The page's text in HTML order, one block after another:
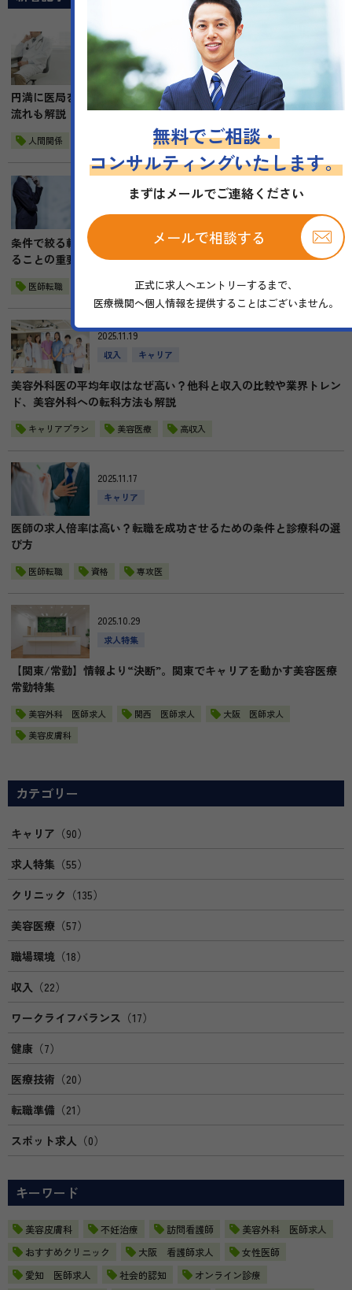
2025.11.22
転職準備
円満に医局を辞める方法とは？医師が退局する最適なタイミングや
流れも解説
人間関係
キャリア 職場環境
ワークライフバランス
条件で絞る転職先の探し方～「何を重要視するか」をはっきりさせ
ることの重要性
医師転職
2025.11.19
収入 キャリア
美容外科医の平均年収はなぜ高い？他科と収入の比較や業界トレン
ド、美容外科への転科方法も解説
キャリアプラン 美容医療 高収入
2025.11.17
キャリア
医師の求人倍率は高い？転職を成功させるための条件と診療科の選
び方
医師転職 資格 専攻医
2025.10.29
求人特集
【関東/常勤】情報より“決断”。関東でキャリアを動かす美容医療
常勤特集
美容外科 医師求人 関西 医師求人
大阪 医師求人
美容皮膚科
カテゴリー
キャリア （90）
求人特集 （55）
クリニック （135）
美容医療 （57）
職場環境 （18）
収入 （22）
ワークライフバランス （17）
健康 （7）
医療技術 （20）
転職準備 （21）
スポット求人 （0）
キーワード
美容皮膚科 不妊治療 訪問看護師
美容外科 医師求人
おすすめクリニック
大阪 看護師求人
女性医師
愛知 医師求人
社会的認知
オンライン診療
無料でご相談・
コンサルティングいたします。
まずはメールでご連絡ください
メールで相談する
正式に求人へエントリーするまで、
医療機関へ個人情報を提供することはございません。